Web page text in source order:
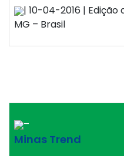
| 10-04-2016 | Edição
MG – Brasil
–
Minas Trend